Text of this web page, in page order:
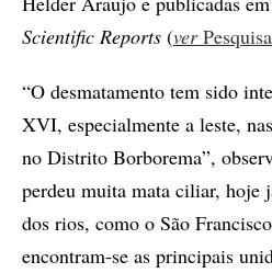
Scientific Reports (ver
“O desmatamento tem sido
XVI, especialmente a leste,
no Distrito Borborema”,
perdeu muita mata ciliar, hoje
dos rios, como o São
encontram-se as principais